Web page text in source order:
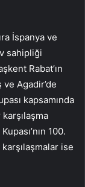
İspanya ve
sahipliği
Rabat’ın
ve Agadir’de
kapsamında
100.
ise